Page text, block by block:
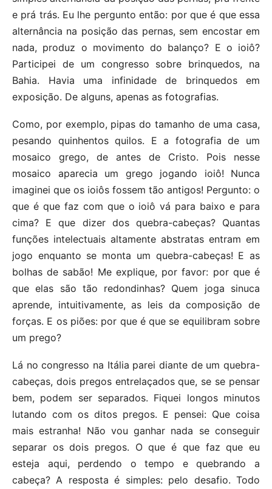
e prá trás. Eu lhe pergunto então: por que é que essa
alternância na posição das pernas, sem encostar em
nada, produz o movimento do balanço? E o ioiô?
Participei de um congresso sobre brinquedos, na
Bahia. Havia uma infinidade de brinquedos em
exposição. De alguns, apenas as fotografias.
Como, por exemplo, pipas do tamanho de uma casa,
pesando quinhentos quilos. E a fotografia de um
mosaico grego, de antes de Cristo. Pois nesse
mosaico aparecia um grego jogando ioiô! Nunca
imaginei que os ioiôs fossem tão antigos! Pergunto: o
que é que faz com que o ioiô vá para baixo e para
cima? E que dizer dos quebra-cabeças? Quantas
funções intelectuais altamente abstratas entram em
jogo enquanto se monta um quebra-cabeças! E as
bolhas de sabão! Me explique, por favor: por que é
que elas são tão redondinhas? Quem joga sinuca
aprende, intuitivamente, as leis da composição de
forças. E os piões: por que é que se equilibram sobre
um prego?
Lá no congresso na Itália parei diante de um quebra-
cabeças, dois pregos entrelaçados que, se se pensar
bem, podem ser separados. Fiquei longos minutos
lutando com os ditos pregos. E pensei: Que coisa
mais estranha! Não vou ganhar nada se conseguir
separar os dois pregos. O que é que faz que eu
esteja aqui, perdendo o tempo e quebrando a
cabeça? A resposta é simples: pelo desafio. Todo